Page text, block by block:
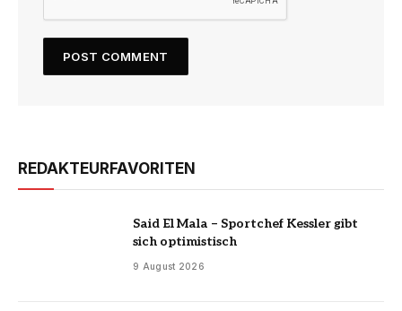
REDAKTEURFAVORITEN
Said El Mala – Sportchef Kessler gibt
sich optimistisch
9 August 2026